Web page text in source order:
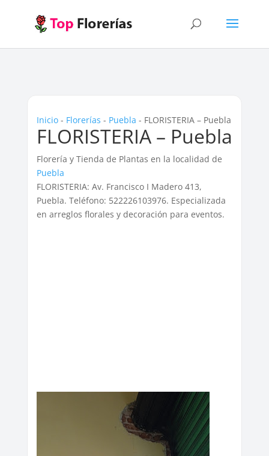
Inicio- Florerías - Puebla - FLORISTERIA – Puebla
FLORISTERIA – Puebla
Florería y Tienda de Plantas en la localidad de
Puebla
FLORISTERIA: Av. Francisco I Madero 413,
Puebla. Teléfono: 522226103976. Especializada
en arreglos florales y decoración para eventos.